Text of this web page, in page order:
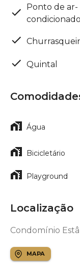
Ponto de ar-
condicionado
Quintal
Água
Bicicletário
Playground
Localização
Condomínio
MAPA